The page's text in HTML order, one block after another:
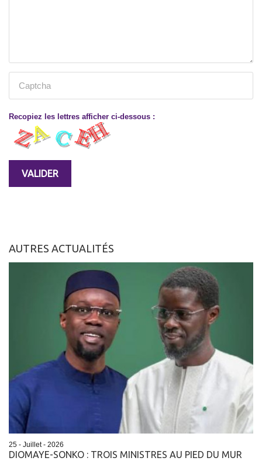
Recopiez les lettres afficher ci-dessous :
AUTRES ACTUALITÉS
25 - Juillet - 2026
DIOMAYE-SONKO : TROIS MINISTRES AU PIED DU MUR